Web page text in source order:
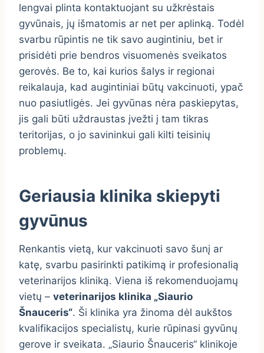
lengvai plinta kontaktuojant su užkrėstais
gyvūnais, jų išmatomis ar net per aplinką. Todėl
svarbu rūpintis ne tik savo augintiniu, bet ir
prisidėti prie bendros visuomenės sveikatos
gerovės. Be to, kai kurios šalys ir regionai
reikalauja, kad augintiniai būtų vakcinuoti, ypač
nuo pasiutligės. Jei gyvūnas nėra paskiepytas,
jis gali būti uždraustas įvežti į tam tikras
teritorijas, o jo savininkui gali kilti teisinių
problemų.
Geriausia klinika skiepyti
gyvūnus
Renkantis vietą, kur vakcinuoti savo šunį ar
katę, svarbu pasirinkti patikimą ir profesionalią
veterinarijos kliniką. Viena iš rekomenduojamų
vietų – veterinarijos klinika „Siaurio
Šnauceris“. Ši klinika yra žinoma dėl aukštos
kvalifikacijos specialistų, kurie rūpinasi gyvūnų
gerove ir sveikata. „Siaurio Šnauceris“ klinikoje